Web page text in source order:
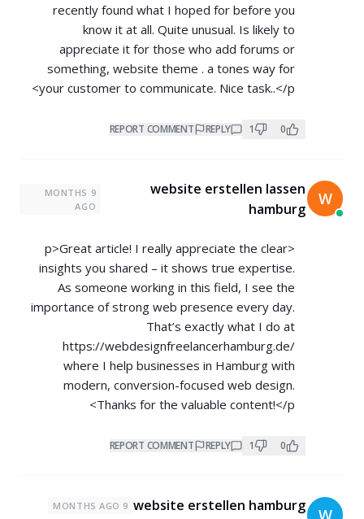
recently found what I hoped for before you
know it at all. Quite unusual. Is likely to
appreciate it for those who add forums or
something, website theme . a tones way for
your customer to communicate. Nice task..</p>
0
1
REPLY
REPORT COMMENT
W
website erstellen lassen
hamburg
9 MONTHS
AGO
<p>Great article! I really appreciate the clear
insights you shared – it shows true expertise.
As someone working in this field, I see the
importance of strong web presence every day.
That’s exactly what I do at
https://webdesignfreelancerhamburg.de/
where I help businesses in Hamburg with
modern, conversion-focused web design.
Thanks for the valuable content!</p>
0
1
REPLY
REPORT COMMENT
W
website erstellen hamburg
9 MONTHS AGO